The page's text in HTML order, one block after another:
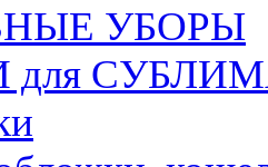
УБОРЫ
для